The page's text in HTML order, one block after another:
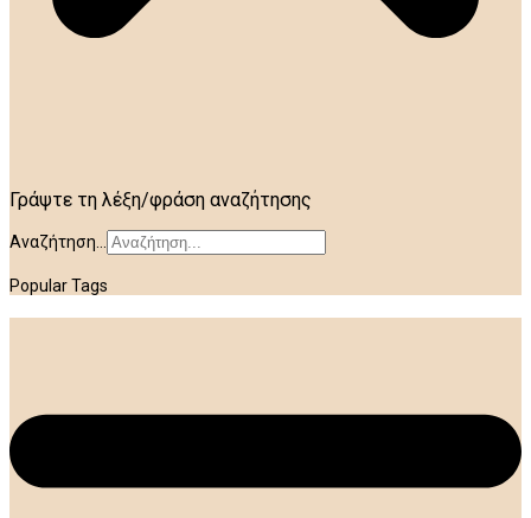
Γράψτε τη λέξη/φράση αναζήτησης
Αναζήτηση...
Popular Tags